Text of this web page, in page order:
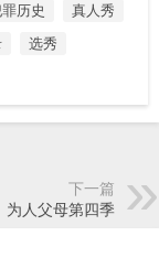
历史
真人秀
选秀
下一篇
为人父母第四季